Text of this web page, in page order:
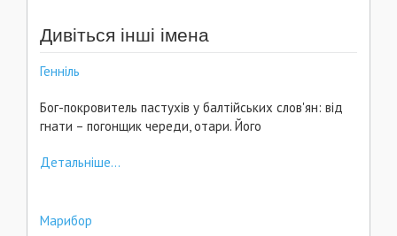
Дивіться інші імена
Генніль
Бог-покровитель пастухів у балтійських слов'ян: від
гнати – погонщик череди, отари. Його
Детальніше...
Марибор